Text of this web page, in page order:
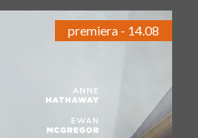
premiera - 14.08